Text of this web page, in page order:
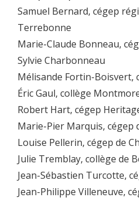
Samuel Bernard, cégep
Terrebonne
Marie-Claude Bonneau,
Sylvie Charbonneau
Mélisande Fortin-Boisvert,
Éric Gaul, collège
Robert Hart, cégep
Marie-Pier Marquis, cégep
Louise Pellerin, cégep de
Julie Tremblay, collège de
Jean-Sébastien Turcotte,
Jean-Philippe Villeneuve,